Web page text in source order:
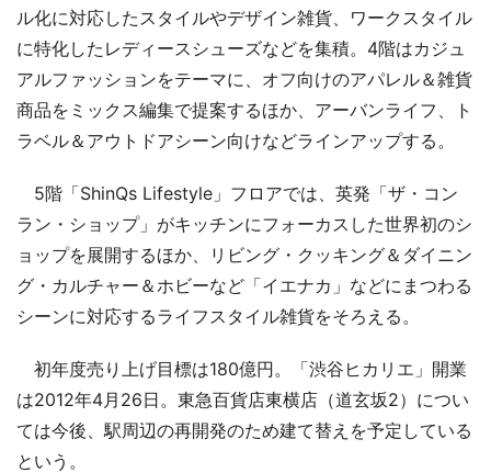
ル化に対応したスタイルやデザイン雑貨、ワークスタイル
に特化したレディースシューズなどを集積。4階はカジュ
アルファッションをテーマに、オフ向けのアパレル＆雑貨
商品をミックス編集で提案するほか、アーバンライフ、ト
ラベル＆アウトドアシーン向けなどラインアップする。
5階「ShinQs Lifestyle」フロアでは、英発「ザ・コン
ラン・ショップ」がキッチンにフォーカスした世界初のシ
ョップを展開するほか、リビング・クッキング＆ダイニン
グ・カルチャー＆ホビーなど「イエナカ」などにまつわる
シーンに対応するライフスタイル雑貨をそろえる。
初年度売り上げ目標は180億円。「渋谷ヒカリエ」開業
は2012年4月26日。東急百貨店東横店（道玄坂2）につい
ては今後、駅周辺の再開発のため建て替えを予定している
という。